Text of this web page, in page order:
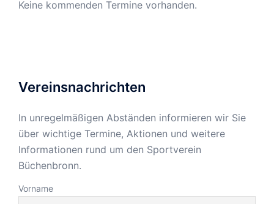
Keine kommenden Termine vorhanden.
Vereinsnachrichten
In unregelmäßigen Abständen informieren wir Sie
über wichtige Termine, Aktionen und weitere
Informationen rund um den Sportverein
Büchenbronn.
Vorname